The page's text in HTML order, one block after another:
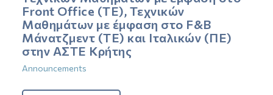
Front Office (ΤΕ), Τεχνικών
Μαθημάτων με έμφαση στο F&B
Μάνατζμεντ (ΤΕ) και Ιταλικών (ΠΕ)
στην ΑΣΤΕ Κρήτης
Announcements